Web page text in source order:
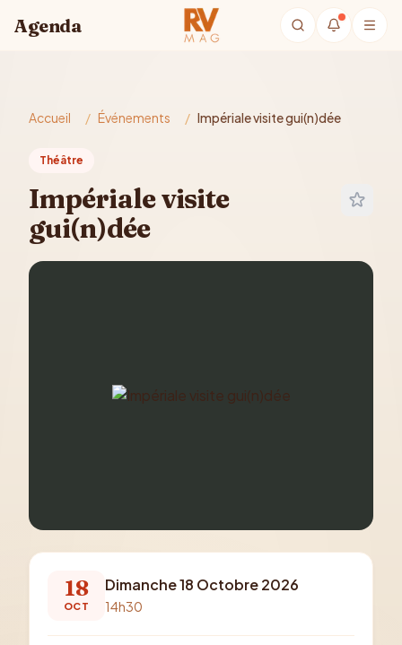
Agenda
Accueil / Événements / Impériale visite gui(n)dée
Théâtre
Impériale visite
gui(n)dée
18
OCT
Dimanche 18 Octobre 2026
14h30